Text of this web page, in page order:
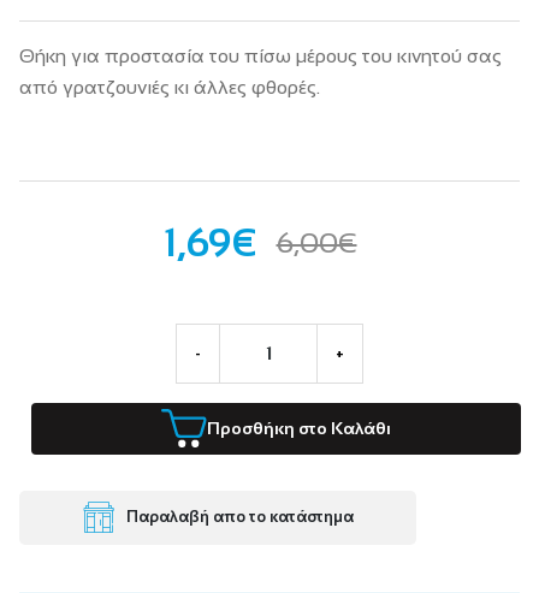
Θήκη για προστασία του πίσω μέρους του κινητού σας
από γρατζουνιές κι άλλες φθορές.
1,69€ 6,00€
- +
Προσθήκη στο Καλάθι
Παραλαβή απο το κατάστημα